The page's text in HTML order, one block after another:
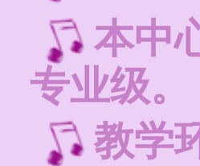
本中
专业级。
教学